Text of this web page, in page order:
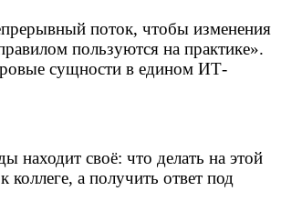
поток, чтобы изменения
пользуются на практике».
сущности в едином ИТ-
находит своё: что делать на этой
коллеге, а получить ответ под